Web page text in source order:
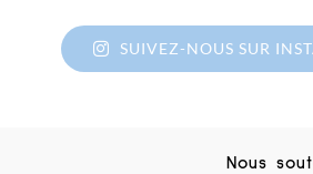
SUIVEZ-NOUS SUR
Nous